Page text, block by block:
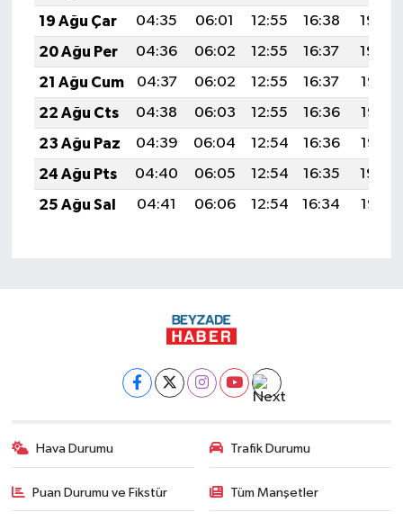
19 Ağu Çar
04:35 06:01 12:55 16:38
19:40
20 Ağu Per
04:36 06:02 12:55 16:37
19:39
21 Ağu Cum
04:37 06:02 12:55 16:37
19:38
22 Ağu Cts
04:38 06:03 12:55 16:36
19:36
23 Ağu Paz
04:39 06:04 12:54 16:36
19:35
24 Ağu Pts
04:40 06:05 12:54 16:35
19:34
25 Ağu Sal
04:41 06:06 12:54 16:34 19:32
Hava Durumu Trafik Durumu
Puan Durumu ve Fikstür Tüm Manşetler